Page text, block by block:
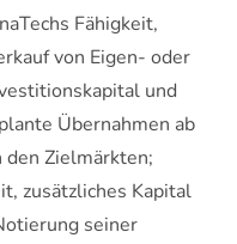
Fähigkeit,
von Eigen- oder
und
Übernahmen ab
den Zielmärkten;
zusätzliches Kapital
seiner